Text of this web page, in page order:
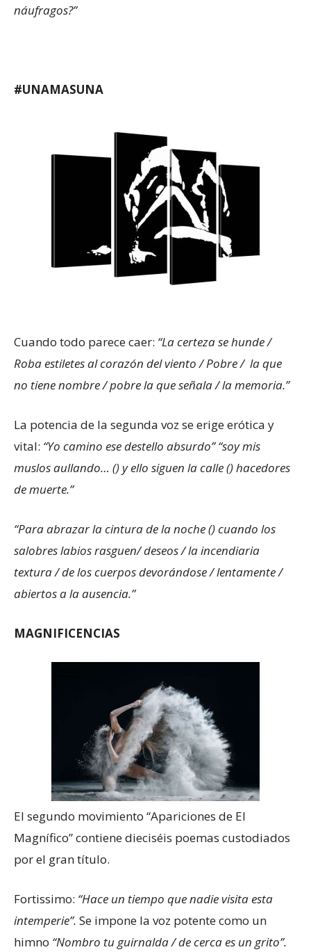
náufragos?”
#UNAMASUNA
Cuando todo parece caer: “La certeza se hunde /
Roba estiletes al corazón del viento / Pobre / la que
no tiene nombre / pobre la que señala / la memoria.”
La potencia de la segunda voz se erige erótica y
vital: “Yo camino ese destello absurdo” “soy mis
muslos aullando… () y ello siguen la calle () hacedores
de muerte.”
“Para abrazar la cintura de la noche () cuando los
salobres labios rasguen/ deseos / la incendiaria
textura / de los cuerpos devorándose / lentamente /
abiertos a la ausencia.”
MAGNIFICENCIAS
El segundo movimiento “Apariciones de El
Magnífico” contiene dieciséis poemas custodiados
por el gran título.
Fortissimo: “Hace un tiempo que nadie visita esta
intemperie”. Se impone la voz potente como un
himno “Nombro tu guirnalda / de cerca es un grito”.